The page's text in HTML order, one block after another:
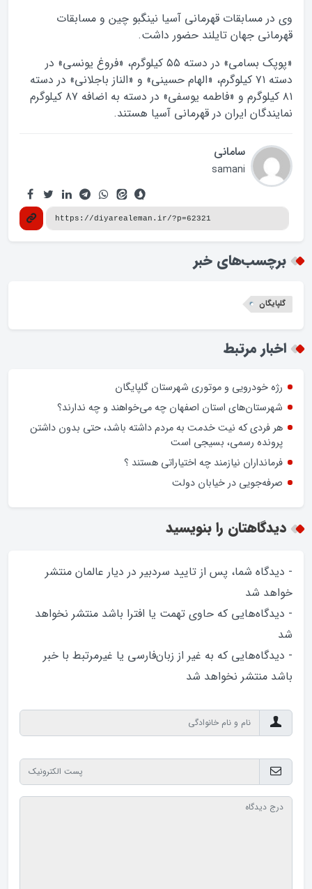
وی در مسابقات قهرمانی آسیا نینگبو چین و مسابقات
قهرمانی جهان تایلند حضور داشت.
«پوپک بسامی» در دسته ۵۵ کیلوگرم، «فروغ یونسی» در
دسته ۷۱ کیلوگرم، «الهام حسینی» و «الناز باجلانی» در دسته
۸۱ کیلوگرم و «فاطمه یوسفی» در دسته به اضافه ۸۷ کیلوگرم
نمایندگان ایران در قهرمانی آسیا هستند.
سامانی
samani
برچسب‌های خبر
گلپایگان
اخبار مرتبط
رژه خودرویی و موتوری شهرستان گلپایگان
شهرستان‌های استان اصفهان چه می‌خواهند و چه ندارند؟
هر فردی که نیت خدمت به مردم داشته باشد، حتی بدون داشتن
پرونده رسمی، بسیجی است
فرمانداران نیازمند چه اختیاراتی هستند ؟
صرفه‌جویی در خیابان دولت
دیدگاهتان را بنویسید
- دیدگاه شما، پس از تایید سردبیر در دیار عالمان منتشر
خواهد‌ شد
- دیدگاه‌هایی که حاوی تهمت یا افترا باشد منتشر نخواهد‌
شد
- دیدگاه‌هایی که به غیر از زبان‌فارسی یا غیرمرتبط با خبر
باشد منتشر نخواهد‌ شد